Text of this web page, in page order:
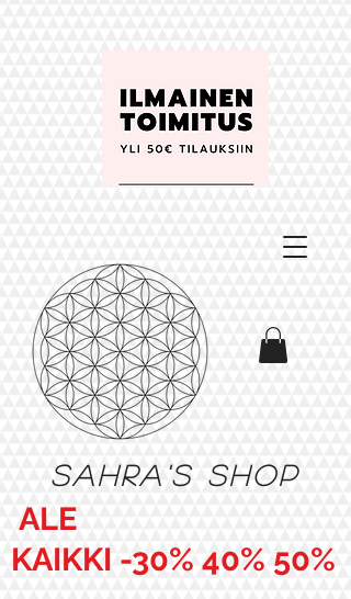
Sahra's shop
ALE
KAIKKI -30% 40% 50%